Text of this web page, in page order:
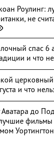
Роулинг:
не
спас 6
и что
и что
Аватара до
фильмы